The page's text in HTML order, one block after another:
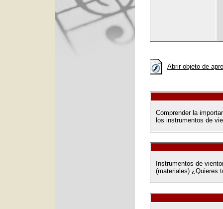
Abrir objeto de
Comprender la
los instrumentos de
Instrumentos de
(materiales) ¿Quieres